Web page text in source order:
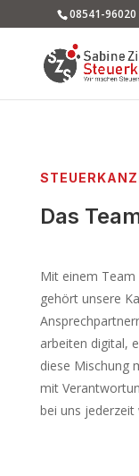
08541-96020
Das
Mit einem Team
gehört unsere
arbeiten digital,
diese Mischung
mit
bei uns jederzeit